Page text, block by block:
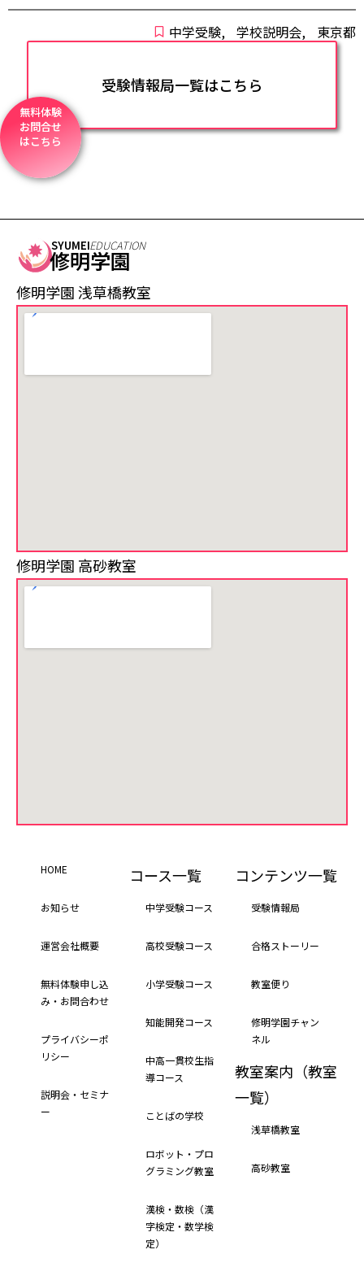
中学受験, 学校説明会, 東京都
受験情報局一覧はこちら
無料体験
お問合せ
はこちら
SYUMEIEDUCATION
修明学園
修明学園 浅草橋教室
修明学園 高砂教室
HOME
お知らせ
運営会社概要
無料体験申し込
み・お問合わせ
プライバシーポ
リシー
説明会・セミナ
ー
コース一覧
中学受験コース
高校受験コース
小学受験コース
知能開発コース
中高一貫校生指
導コース
ことばの学校
ロボット・プロ
グラミング教室
漢検・数検（漢
字検定・数学検
定）
コンテンツ一覧
受験情報局
合格ストーリー
教室便り
修明学園チャン
ネル
教室案内（教室
一覧）
浅草橋教室
高砂教室